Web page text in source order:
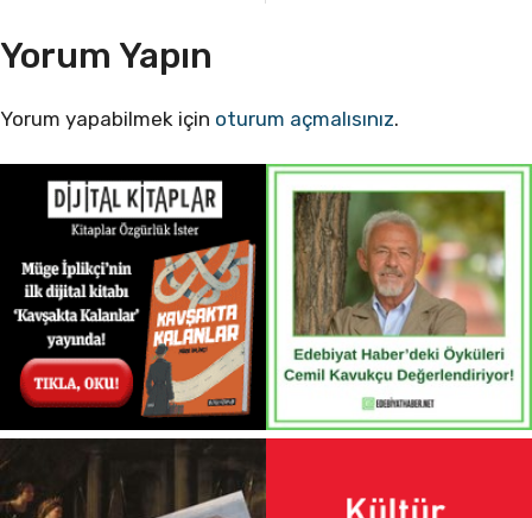
Yorum Yapın
Yorum yapabilmek için oturum açmalısınız.